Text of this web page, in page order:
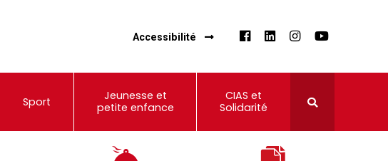
Accessibilité
Sport
Jeunesse et
petite enfance
CIAS et
Solidarité